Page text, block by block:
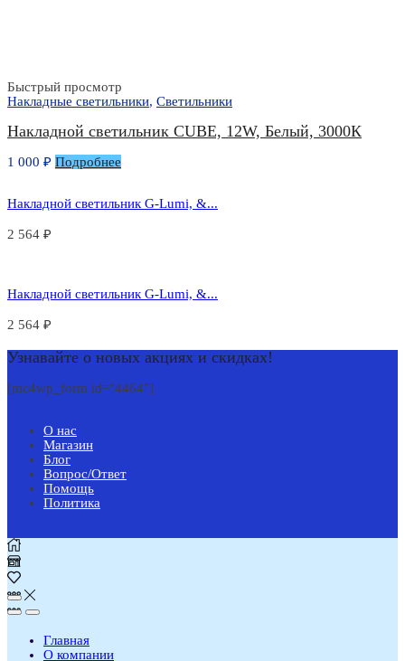
Быстрый просмотр
Накладные светильники, Светильники
Накладной светильник CUBE, 12W, Белый, 3000К
1 000 ₽ Подробнее
Накладной светильник G-Lumi, &...
2 564 ₽
Накладной светильник G-Lumi, &...
2 564 ₽
Узнавайте о новых акциях и скидках!
[mc4wp_form id="4464"]
О нас
Магазин
Блог
Вопрос/Ответ
Помощь
Политика
Главная
О компании